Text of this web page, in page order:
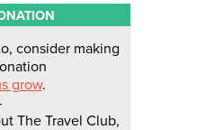
consider making
grow.
The Travel Club,